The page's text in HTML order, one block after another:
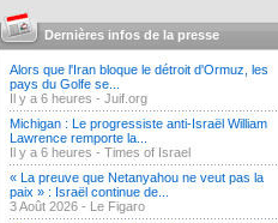
Dernières infos de la presse
Alors que l'Iran bloque le détroit d'Ormuz, les
pays du Golfe se...
Il y a 6 heures - Juif.org
Michigan : Le progressiste anti-Israël William
Lawrence remporte la...
Il y a 6 heures - Times of Israel
« La preuve que Netanyahou ne veut pas la
paix » : Israël continue de...
3 Août 2026 - Le Figaro